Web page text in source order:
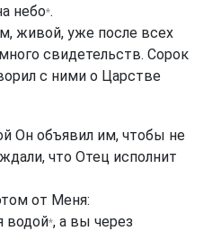
небо*.
живой, уже после всех
свидетельств. Сорок
с ними о Царстве
Он объявил им, чтобы не
что Отец исполнит
от Меня:
водой*, а вы через